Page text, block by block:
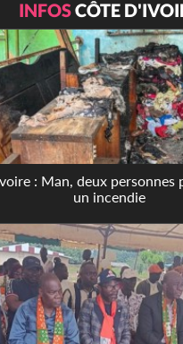
INFOSCÔTE
: Man, deux personnes
un incendie